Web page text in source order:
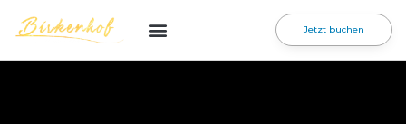
Jetzt buchen